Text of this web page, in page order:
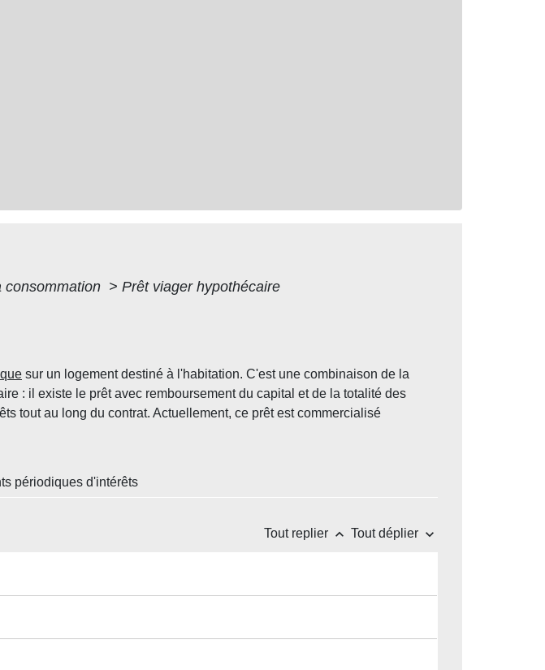
consommation > Prêt viager hypothécaire
sur un logement destiné à l'habitation. C'est une combinaison de la
: il existe le prêt avec remboursement du capital et de la totalité des
tout au long du contrat. Actuellement, ce prêt est commercialisé
périodiques d'intérêts
Tout replier keyboard_arrow_up Tout déplier keyboard_arrow_down